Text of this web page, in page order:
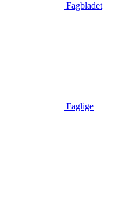
Fagbladet
Faglige